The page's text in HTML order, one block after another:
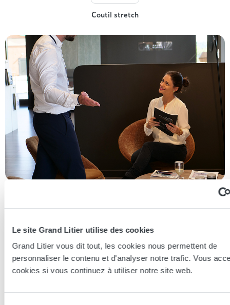
Le site Grand Litier utilise des cookies
Grand Litier vous dit tout, les cookies nous permettent de
personnaliser le contenu et d'analyser notre trafic. Vous
cookies si vous continuez à utiliser notre site web.
Coutil stretch
Essayer en magasin
Nos conseillers spécialistes du bien-être sont à votre disposition
en lieux de vente afin de vous guider au mieux vers la
technologie, le confort, et les modèles les plus adaptés à votre
sommeil...